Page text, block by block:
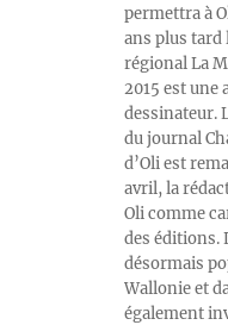
permettra à
ans plus
régional La
2015 est une
dessinateur.
du journal
d’Oli est
avril, la
Oli comme
des éditions.
désormais
Wallonie et
également